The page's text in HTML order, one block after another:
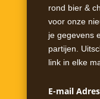
rond bier &
voor onze
je gegevens
partijen.
link in elke
E-mail Adres